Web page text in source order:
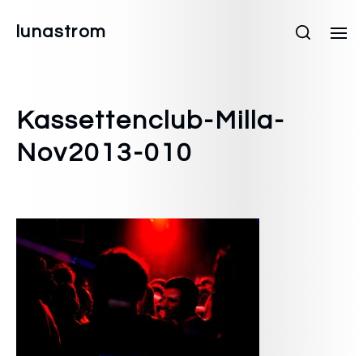
lunastrom
Kassettenclub-Milla-
Nov2013-010